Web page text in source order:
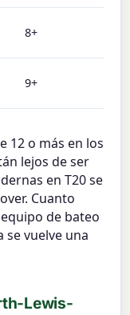
8+
9+
12 o más en los
lejos de ser
en T20 se
Cuanto
de bateo
se vuelve una
Lewis-